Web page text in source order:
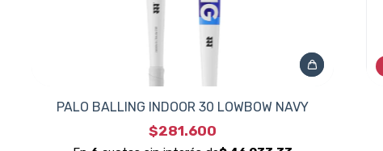
PALO BALLING INDOOR 30 LOWBOW NAVY
$281.600